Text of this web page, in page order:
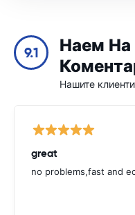
9.1
Наем
Нашите
great
no problems,fast and